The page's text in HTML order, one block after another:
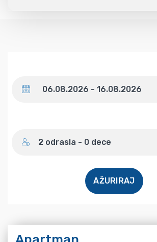
2 odrasla - 0 dece
AŽURIRAJ